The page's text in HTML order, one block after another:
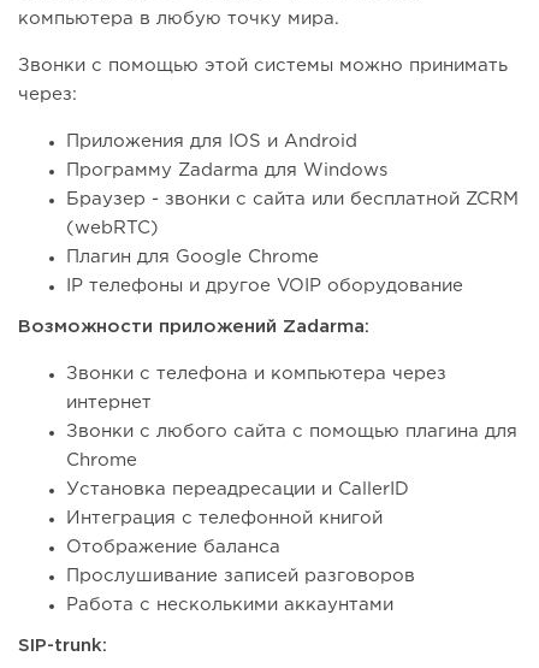
компьютера в любую точку мира.
Звонки с помощью этой системы можно принимать
через:
Приложения для IOS и Android
Программу Zadarma для Windows
Браузер - звонки с сайта или бесплатной ZCRM
(webRTC)
Плагин для Google Chrome
IP телефоны и другое VOIP оборудование
Возможности приложений Zadarma:
Звонки с телефона и компьютера через
интернет
Звонки с любого сайта с помощью плагина для
Chrome
Установка переадресации и CallerID
Интеграция с телефонной книгой
Отображение баланса
Прослушивание записей разговоров
Работа с несколькими аккаунтами
SIP-trunk: